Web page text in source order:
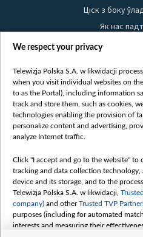
Ціск з боку
Як нас
Правілы
Белсат
Белсат
Belsat
Белсат
Белсат
We respect your privacy
Telewizja Polska S.A. w likwidacji
when you visit individual websites on
to as the Portal), including information
track and store them, such as cookies,
technologies enabling the provision of
personalize content and advertising,
analyze Internet traffic.
Click "I accept and go to the website" to
tracking and data collection
device and its storage, and to the
Telewizja Polska S.A. w likwidacji,
company) and otherTrusted TVP
purposes (including for automated
interests and measuring their